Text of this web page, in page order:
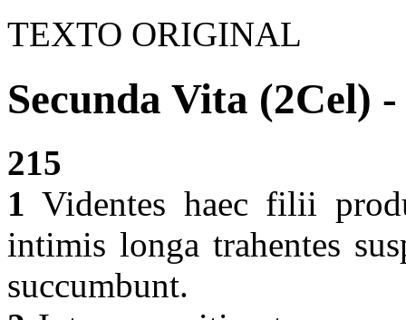
TEXTO ORIGINAL
Secunda Vita (2Cel) -
215
1 Videntes haec filii
intimis longa trahentes
succumbunt.